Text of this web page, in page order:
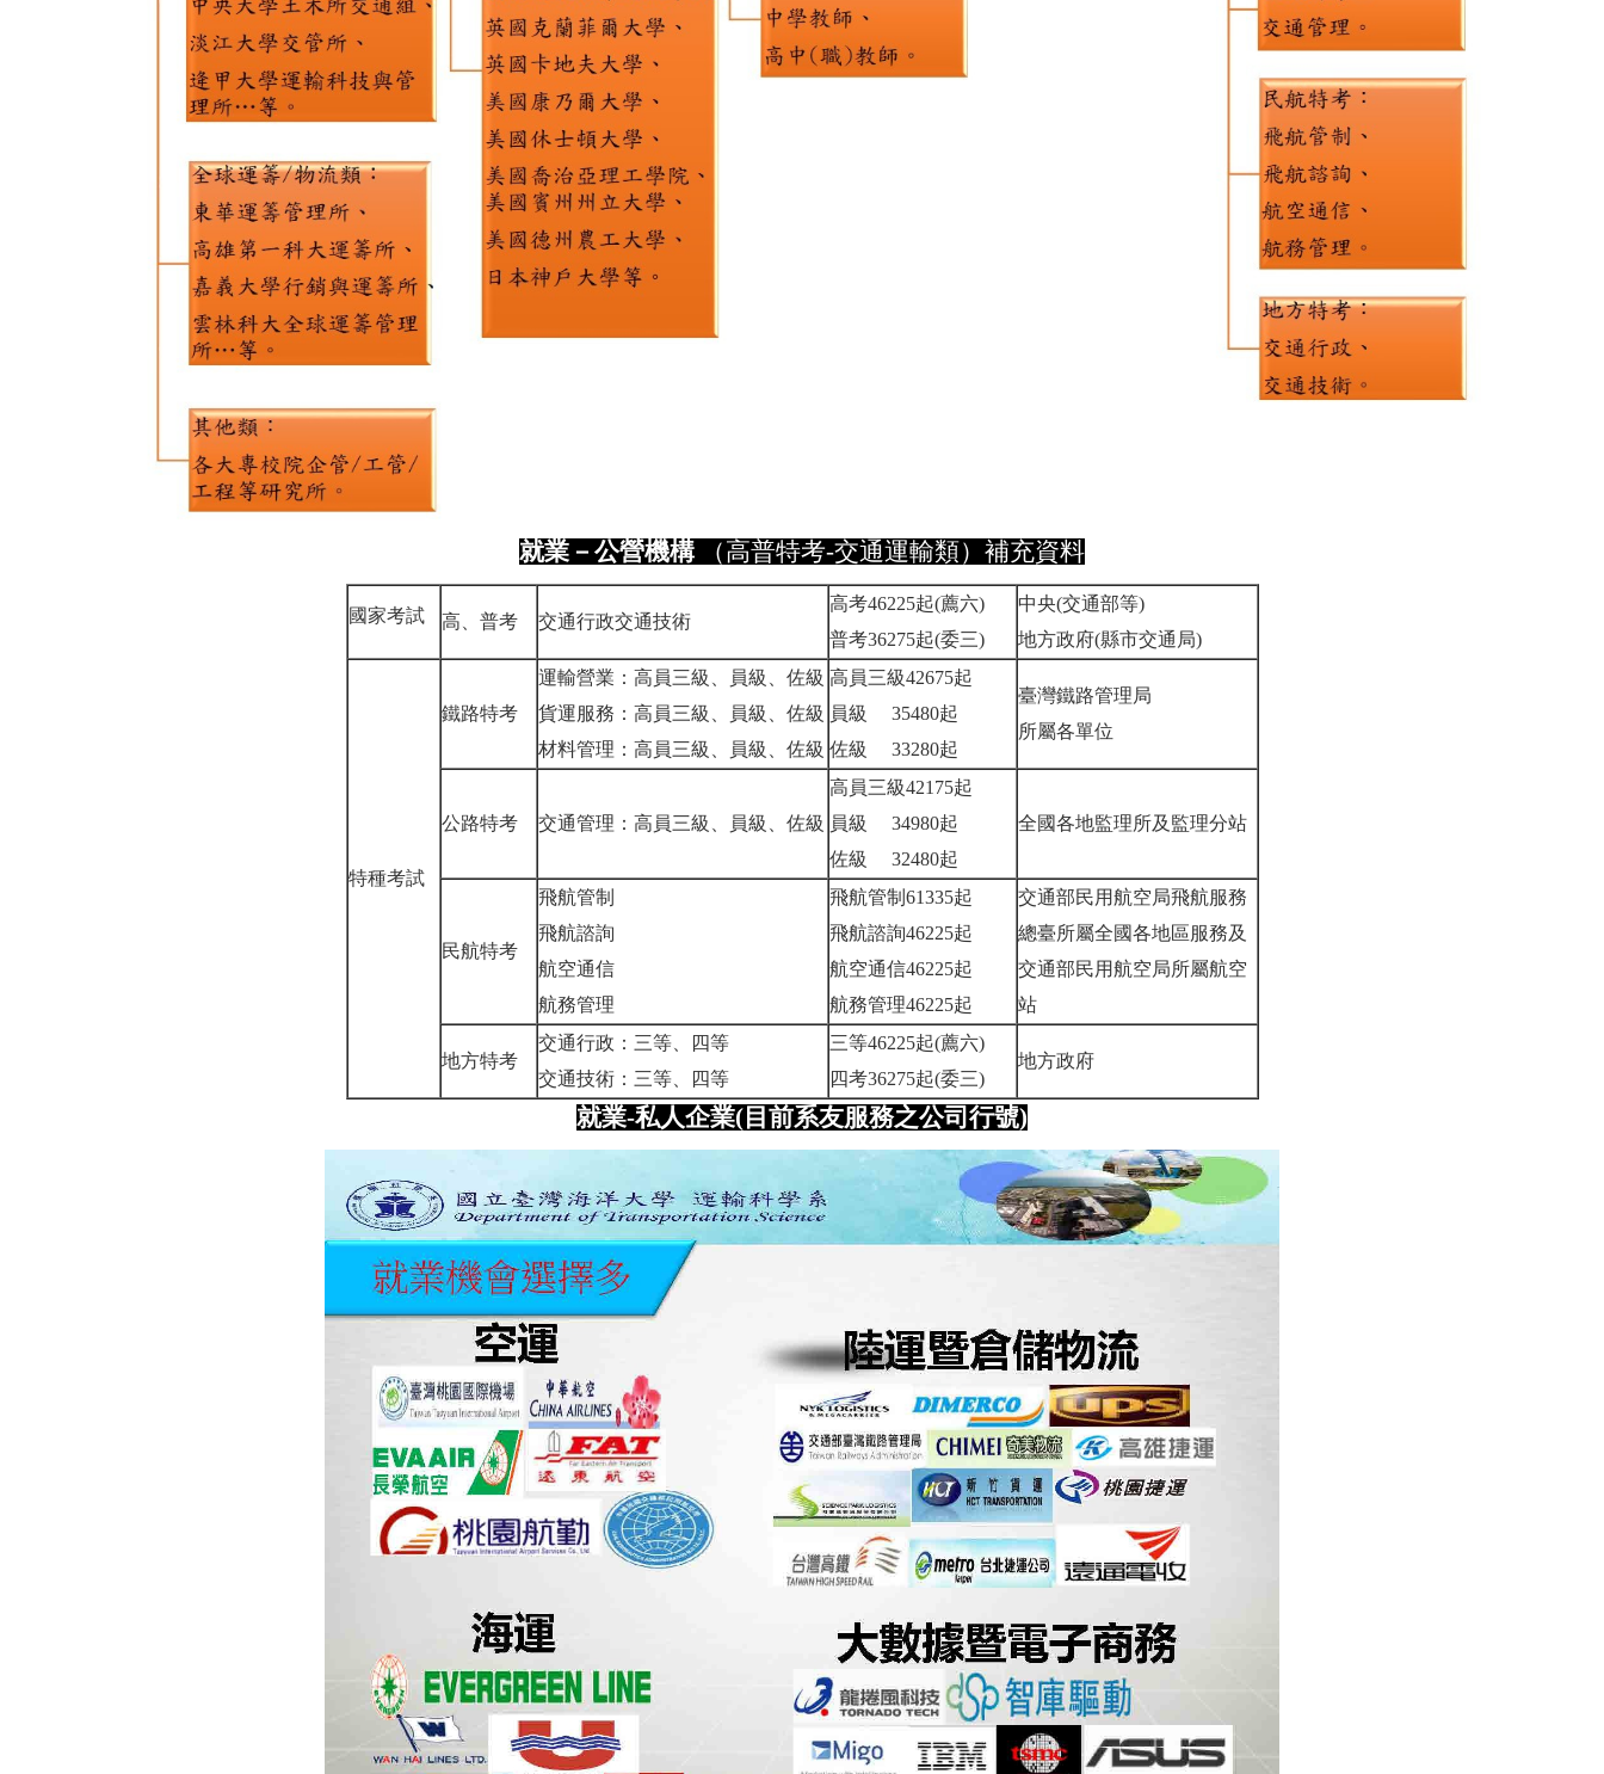
就業－公營機構 （高普特考-交通運輸類）補充資料
國家考試 高、普考 交通行政交通技術
高考46225起(薦六)
普考36275起(委三)
中央(交通部等)
地方政府(縣市交通局)
特種考試
鐵路特考
運輸營業：高員三級、員級、佐級
貨運服務：高員三級、員級、佐級
材料管理：高員三級、員級、佐級
高員三級42675起
員級 35480起
佐級 33280起
臺灣鐵路管理局
所屬各單位
公路特考 交通管理：高員三級、員級、佐級
高員三級42175起
員級 34980起
佐級 32480起
全國各地監理所及監理分站
民航特考
飛航管制
飛航諮詢
航空通信
航務管理
飛航管制61335起
飛航諮詢46225起
航空通信46225起
航務管理46225起
交通部民用航空局飛航服務
總臺所屬全國各地區服務及
交通部民用航空局所屬航空
站
地方特考
交通行政：三等、四等
交通技術：三等、四等
三等46225起(薦六)
四考36275起(委三)
地方政府
就業-私人企業(目前系友服務之公司行號)